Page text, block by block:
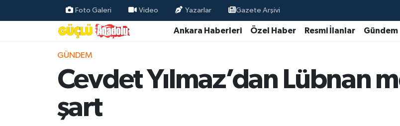
Foto Galeri Video Yazarlar Gazete Arşivi
Ankara Haberleri Özel Haber Resmi İlanlar Gündem
GÜNDEM
Cevdet Yılmaz’dan Lübnan
şart
Özel Haber
Resmi İlanlar
Ekonomi